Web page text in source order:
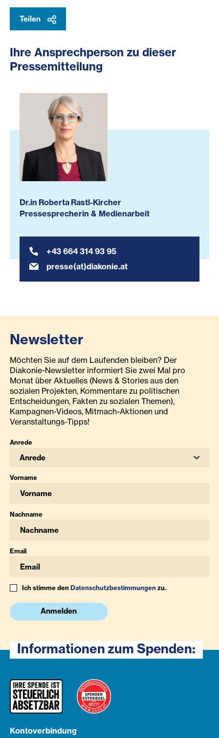
Teilen
Ihre Ansprechperson zu dieser
Pressemitteilung
Dr.in Roberta Rastl-Kircher
Pressesprecherin & Medienarbeit
+43 664 314 93 95
presse(at)diakonie.at
Newsletter
Möchten Sie auf dem Laufenden bleiben? Der
Diakonie-Newsletter informiert Sie zwei Mal pro
Monat über Aktuelles (News & Stories aus den
sozialen Projekten, Kommentare zu politischen
Entscheidungen, Fakten zu sozialen Themen),
Kampagnen-Videos, Mitmach-Aktionen und
Veranstaltungs-Tipps!
Anrede
Anrede
Vorname
Nachname
Email
Ich stimme denDatenschutzbestimmungenzu.
Anmelden
Informationen zum Spenden:
Kontoverbindung